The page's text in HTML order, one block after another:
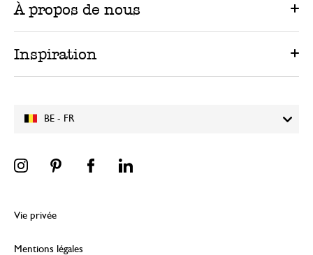
BE - FR
À propos de nous
Inspiration
Vie privée
Mentions légales